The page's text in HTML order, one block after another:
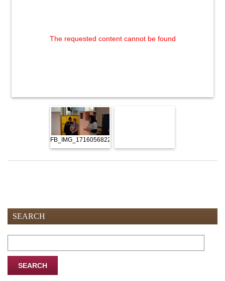
The requested content cannot be found
FB_IMG_1716056822571
SEARCH
for: